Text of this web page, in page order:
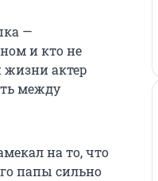
—
и кто не
актер
между
на то, что
папы сильно